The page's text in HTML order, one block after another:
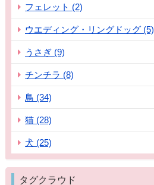
フェレット (2)
ウエディング・リングドッグ (5)
うさぎ (9)
チンチラ (8)
鳥 (34)
猫 (28)
犬 (25)
タグクラウド